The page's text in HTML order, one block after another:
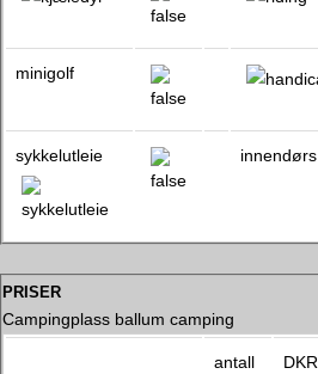
minigolf
sykkelutleie innendørs
priser
Campingplass ballum camping
antall DKR